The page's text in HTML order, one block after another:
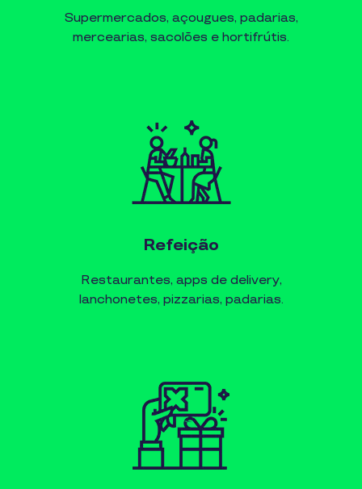
Supermercados, açougues, padarias,
mercearias, sacolões e hortifrútis.
Refeição
Restaurantes, apps de delivery,
lanchonetes, pizzarias, padarias.